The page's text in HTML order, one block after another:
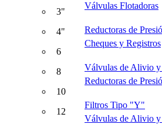
Válvulas Flotadoras
Cheques y Registros
Reductoras de
Válvulas de Alivio y
Reductoras de
Válvulas de Alivio y
Filtros Tipo "Y"
3"
4"
6
8
10
12